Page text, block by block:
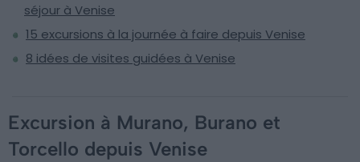
séjour à Venise
15 excursions à la journée à faire depuis Venise
8 idées de visites guidées à Venise
Excursion à Murano, Burano et
Torcello depuis Venise